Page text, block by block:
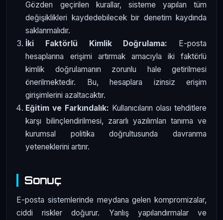
Gözden geçirilen kurallar, sisteme yapılan tüm
değişiklikleri kaydedebilecek bir denetim kaydında
saklanmalıdır.
İki Faktörlü Kimlik Doğrulama: E-posta
hesaplarına erişimi artırmak amacıyla iki faktörlü
kimlik doğrulamanın zorunlu hale getirilmesi
önerilmektedir. Bu, hesaplara izinsiz erişim
girişimlerini azaltacaktır.
Eğitim ve Farkındalık: Kullanıcıların olası tehditlere
karşı bilinçlendirilmesi, zararlı yazılımları tanıma ve
kurumsal politika doğrultusunda davranma
yeteneklerini artırır.
Sonuç
E-posta sistemlerinde meydana gelen kompromizalar,
ciddi riskler doğurur. Yanlış yapılandırmalar ve